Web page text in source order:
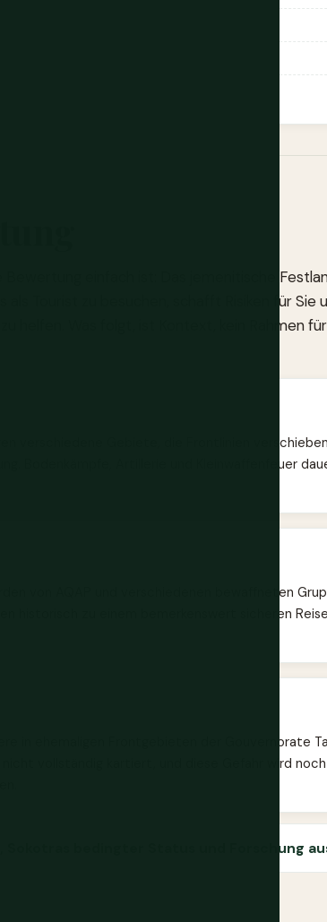
einfach ist: Das jemenitische
als Tourist zu besuchen, schafft Risiken für Sie
helfen. Was folgt, ist Kontext, kein Rahmen
verschiedene Gebiete, die Frontlinien
Bodenkämpfe, Artillerie und Kleinwaffenfeuer
von AQAP und verschiedenen bewaffneten
historisch zu einem bemerkenswert sicheren
in ehemaligen Frontgebieten der Gouvernorate
vollständig kartiert, und diese Gefahr wird
bedingter Status und Forschung